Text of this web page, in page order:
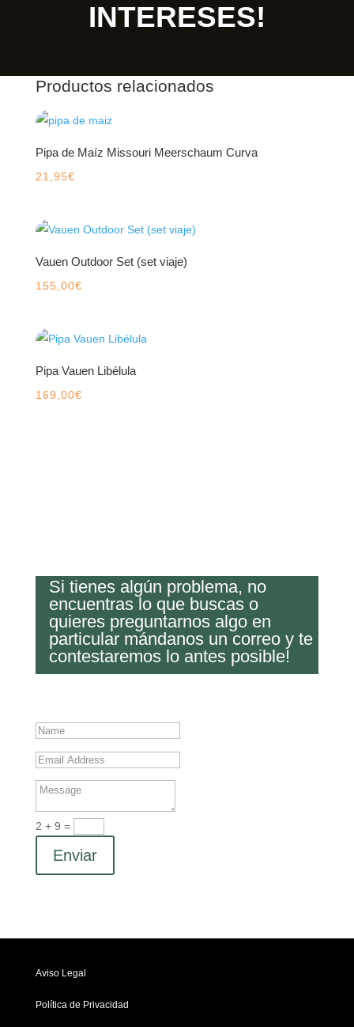
INTERESES!
Productos relacionados
Pipa de Maíz Missouri Meerschaum Curva
21,95€
Vauen Outdoor Set (set viaje)
155,00€
Pipa Vauen Libélula
169,00€
Si tienes algún problema, no
encuentras lo que buscas o
quieres preguntarnos algo en
particular mándanos un correo y te
contestaremos lo antes posible!
2 + 9 =
Enviar
Aviso Legal
Política de Privacidad